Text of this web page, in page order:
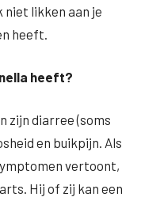
niet likken aan je
heeft.
heeft?
zijn diarree (soms
en buikpijn. Als
vertoont,
Hij of zij kan een